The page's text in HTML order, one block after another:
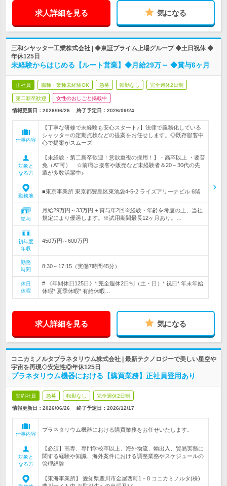
求人詳細を見る 気になる
三和シヤッター工業株式会社 | ◆東証プライム上場グループ ◆土日祝休 ◆
年休125日
未経験からはじめる【ルート営業】◆月給29万～ ◆賞与6ヶ月
正社員 職種・業種未経験OK 急募 転勤なし 完全週休2日制
第二新卒歓迎 女性のおしごと掲載中
情報更新日：2026/06/26 終了予定日： 2026/09/24
仕事内容
【丁寧な研修で未経験も安心スタート♪】法律で義務化している
シャッターの定期点検などの提案をお任せします。◎既存顧客中
心で提案がスムーズ
対象と
なる方
【未経験・第二新卒歓迎！意欲重視の採用！】・高卒以上 ・要普
免（AT可） ☆前職は接客や販売など未経験者＆20～30代の先
輩が多数活躍中♪
勤務地
■東京事業所 東京都豊島区東池袋4-5-2 ライズアリーナビル 6階
給与
月給29万円～33万円 + 賞与年2回※経験・年齢を考慮の上、当社
規定により優遇します。※試用期間最長12ヶ月あり。…
初年度
年収
450万円～600万円
勤務
時間
8:30～17:15（実働7時間45分）
休日
休暇
# 《年間休日125日》* 完全週休2日制（土・日）* 祝日* 年末年始
休暇* 夏季休暇* 有給休暇…
求人詳細を見る 気になる
コニカミノルタプラネタリウム株式会社 | 最新テクノロジーで美しい星空や
宇宙を再現◇安定性◎年休125日
プラネタリウム機器における【購買業務】正社員登用あり
契約社員 急募 転勤なし 完全週休2日制
情報更新日：2026/06/26 終了予定日： 2026/12/17
仕事内容
プラネタリウム機器における購買業務をお任せいたします。
対象と
なる方
【必須】高専、専門学校卒以上、海外物流、輸出入、貿易実務に
関する経験や知識、海外案件における調整業務やスケジュールの
管理経験
【東海事業所】 愛知県豊川市金屋西町1－8 コニカミノルタ(株)